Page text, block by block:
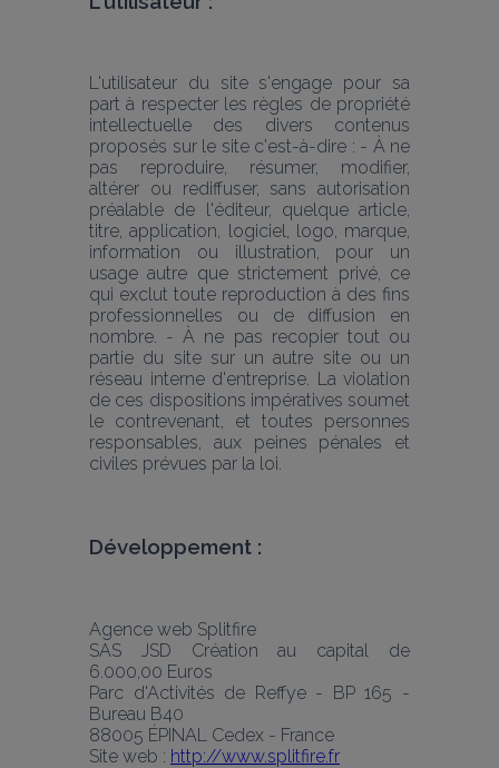
L'utilisateur du site s'engage pour sa
part à respecter les règles de propriété
intellectuelle des divers contenus
proposés sur le site c'est-à-dire : - À ne
pas reproduire, résumer, modifier,
altérer ou rediffuser, sans autorisation
préalable de l'éditeur, quelque article,
titre, application, logiciel, logo, marque,
information ou illustration, pour un
usage autre que strictement privé, ce
qui exclut toute reproduction à des fins
professionnelles ou de diffusion en
nombre. - À ne pas recopier tout ou
partie du site sur un autre site ou un
réseau interne d'entreprise. La violation
de ces dispositions impératives soumet
le contrevenant, et toutes personnes
responsables, aux peines pénales et
civiles prévues par la loi.
Développement :
Agence web Splitfire
SAS JSD Création au capital de
6.000,00 Euros
Parc d'Activités de Reffye - BP 165 -
Bureau B40
88005 ÉPINAL Cedex - France
Site web : http://www.splitfire.fr